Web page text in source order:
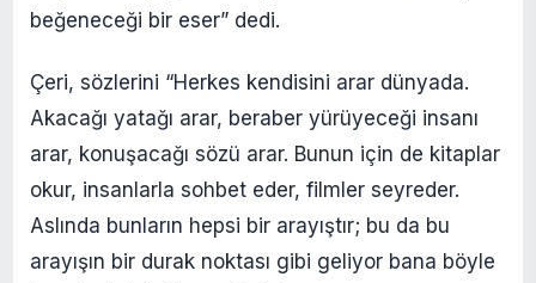
beğeneceği bir eser” dedi.
Çeri, sözlerini “Herkes kendisini arar dünyada.
Akacağı yatağı arar, beraber yürüyeceği insanı
arar, konuşacağı sözü arar. Bunun için de kitaplar
okur, insanlarla sohbet eder, filmler seyreder.
Aslında bunların hepsi bir arayıştır; bu da bu
arayışın bir durak noktası gibi geliyor bana böyle